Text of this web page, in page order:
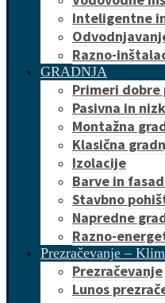
Inteligentne
Razno-
GRADNJA
Primeri dobre
Pasivna in
Montažna
Klasična
Izolacije
Barve in
Stavbno
Napredne
Razno-
Prezračevanje –
Prezračevanje
Lunos